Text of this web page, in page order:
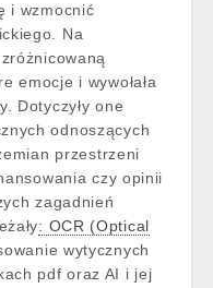
i wzmocnić
Na
emocje i wywołała
Dotyczyły one
odnoszących
przestrzeni
czy opinii
zagadnień
: OCR (Optical
wytycznych
pdf oraz AI i jej